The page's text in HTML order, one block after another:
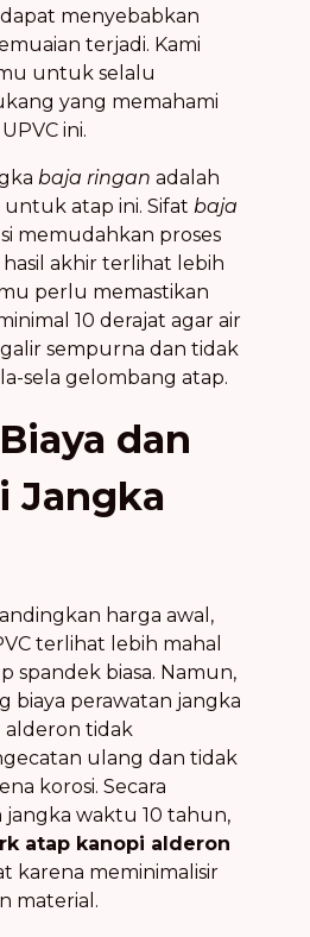
menyebabkan
terjadi. Kami
untuk selalu
yang memahami
ini.
baja ringan adalah
atap ini. Sifat baja
memudahkan proses
hasil akhir terlihat lebih
perlu memastikan
10 derajat agar air
sempurna dan tidak
sela gelombang atap.
dan
Jangka
harga awal,
terlihat lebih mahal
spandek biasa. Namun,
biaya perawatan jangka
alderon tidak
ulang dan tidak
korosi. Secara
jangka waktu 10 tahun,
atap kanopi alderon
karena meminimalisir
material.